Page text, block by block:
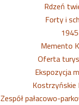
Rdzeń
Forty i
1945
Memento
Oferta
Ekspozycja
Kostrzyńskie
Zespół pałacowo-